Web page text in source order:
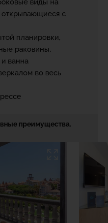
виды на
открывающиеся с
планировки,
раковины,
ванна
во весь
преимущества.